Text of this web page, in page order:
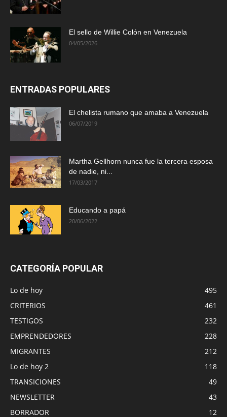
El sello de Willie Colón en Venezuela
04/05/2026
ENTRADAS POPULARES
El chelista rumano que amaba a Venezuela
06/07/2019
Martha Gellhorn nunca fue la tercera esposa
de nadie, ni...
17/03/2017
Educando a papá
20/06/2022
CATEGORÍA POPULAR
Lo de hoy
495
CRITERIOS
461
TESTIGOS
232
EMPRENDEDORES
228
MIGRANTES
212
Lo de hoy 2
118
TRANSICIONES
49
NEWSLETTER
43
BORRADOR
12